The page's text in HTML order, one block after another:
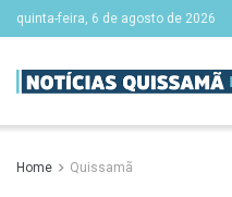
quinta-feira, 6 de agosto de 2026
Home Quissamã